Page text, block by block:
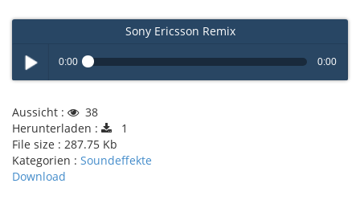
Sony Ericsson Remix
Play /
0:00 0:00
Aussicht :
38
Herunterladen :
1
File size : 287.75 Kb
Kategorien : Soundeffekte
Download